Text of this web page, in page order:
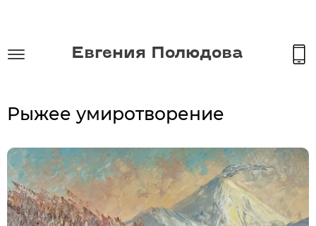
Евгения Полюдова
Рыжее умиротворение